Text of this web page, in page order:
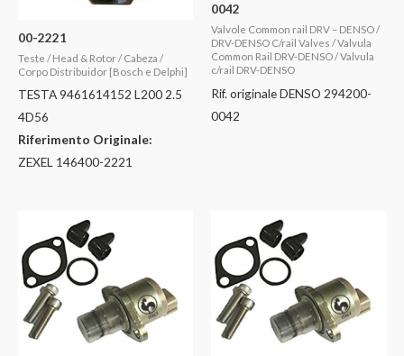
00-2221
Teste / Head & Rotor / Cabeza /
Corpo Distribuidor [Bosch e Delphi]
TESTA 9461614152 L200 2.5
4D56
Riferimento Originale:
ZEXEL 146400-2221
0042
Valvole Common rail DRV – DENSO /
DRV-DENSO C/rail Valves / Valvula
Common Rail DRV-DENSO / Valvula
c/rail DRV-DENSO
Rif. originale DENSO 294200-
0042